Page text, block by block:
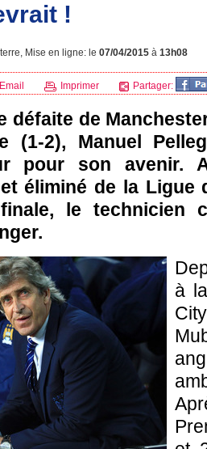
!
Mise en ligne: le 07/04/2015 à 13h08
Email Imprimer Partager:
défaite de
(1-2), Manuel
pour son avenir.
éliminé de la Ligue
le technicien
à